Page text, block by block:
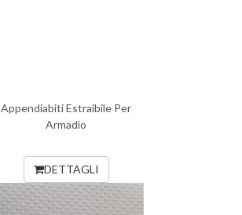
Appendiabiti Estraibile Per
Armadio
DETTAGLI